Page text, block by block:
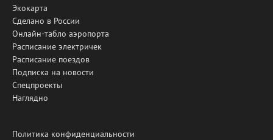
Экокарта
Сделано в России
Онлайн-табло аэропорта
Расписание электричек
Расписание поездов
Подписка на новости
Спецпроекты
Наглядно
Политика конфиденциальности